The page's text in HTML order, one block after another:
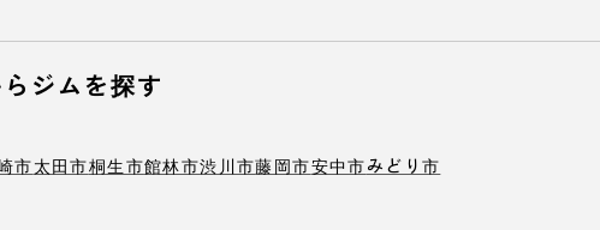
ジムを探す
市太田市桐生市館林市渋川市藤岡市安中市みどり市